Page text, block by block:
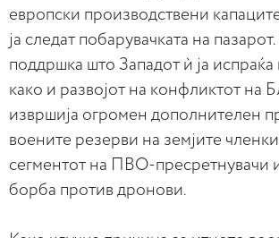
европски производствени
ја следат побарувачката на
поддршка што Западот ѝ ја испраќа
како и развојот на конфликтот на
извршија огромен дополнителен
воените резерви на земјите
сегментот на ПВО-пресретнувачи
борба против дронови.